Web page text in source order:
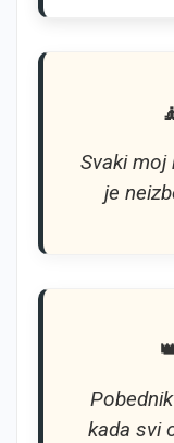
Svaki moj
je
kada svi